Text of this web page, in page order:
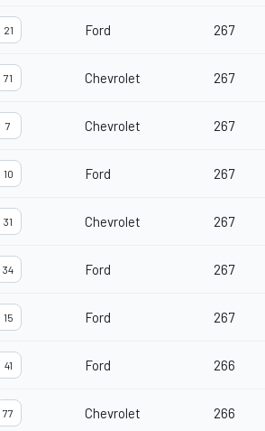
21 Ford 267
71 Chevrolet 267
7 Chevrolet 267
10 Ford 267
31 Chevrolet 267
34 Ford 267
15 Ford 267
41 Ford 266
77 Chevrolet 266